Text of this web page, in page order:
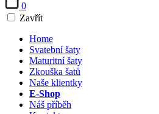
0
Zavřít
Home
Svatební šaty
Maturitní šaty
Zkouška šatů
Naše klientky
E-Shop
Náš příběh